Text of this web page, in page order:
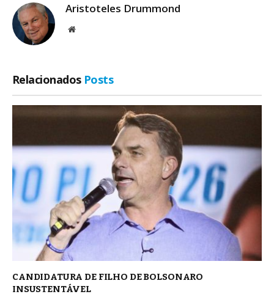
Aristoteles Drummond
Site
Relacionados Posts
CANDIDATURA DE FILHO DE BOLSONARO
INSUSTENTÁVEL